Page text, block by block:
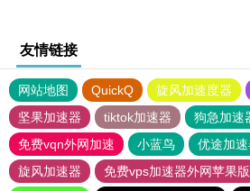
友情链接
网站地图 QuickQ 旋风加速度器
坚果加速器
tiktok加速器
狗急加速
免费vqn外网加速
小蓝鸟 优途加
旋风加速器
免费vps加速器外网苹果版